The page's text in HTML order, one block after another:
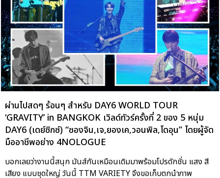
ผ่านไปสดๆ ร้อนๆ สำหรับ DAY6 WORLD TOUR
‘GRAVITY’ in BANGKOK เวิลด์ทัวร์ครั้งที่ 2 ของ 5 หนุ่ม
DAY6 (เดย์ซิกซ์) “ซองจิน,เจ,ยองเค,วอนพิล,โดอุน” โดยผู้จัด
มืออาชีพอย่าง 4NOLOGUE
บอกเลยว่างานนี้สนุก มันส์กันเหมือนเดิมมาพร้อมโปรดักชั่น แสง สี
เสียง แบบชุดใหญ่ วันนี้ TTM VARIETY จึงขอเก็บตกนำภาพ